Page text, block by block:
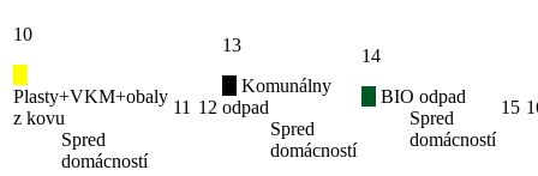
10
Plasty+VKM+obaly
z kovu
Spred
domácností
11 12
13
Komunálny
odpad
Spred
domácností
14
BIO odpad
Spred
domácností
15